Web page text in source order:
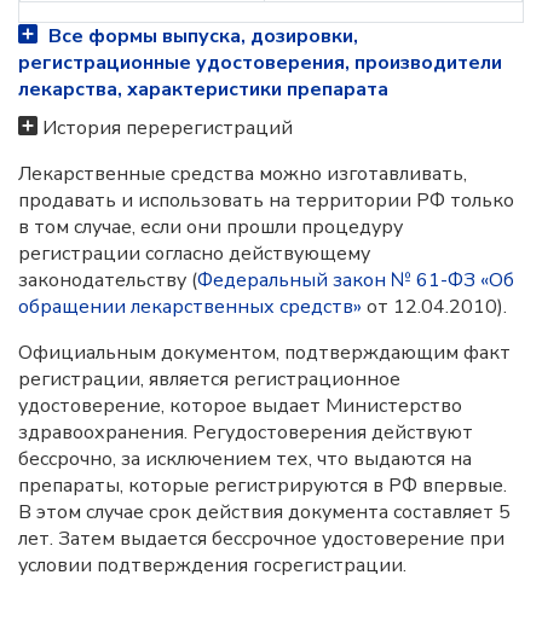
Все формы выпуска, дозировки,
регистрационные удостоверения, производители
лекарства, характеристики препарата
История перерегистраций
Лекарственные средства можно изготавливать,
продавать и использовать на территории РФ только
в том случае, если они прошли процедуру
регистрации согласно действующему
законодательству (Федеральный закон № 61-ФЗ «Об
обращении лекарственных средств» от 12.04.2010).
Официальным документом, подтверждающим факт
регистрации, является регистрационное
удостоверение, которое выдает Министерство
здравоохранения. Регудостоверения действуют
бессрочно, за исключением тех, что выдаются на
препараты, которые регистрируются в РФ впервые.
В этом случае срок действия документа составляет 5
лет. Затем выдается бессрочное удостоверение при
условии подтверждения госрегистрации.